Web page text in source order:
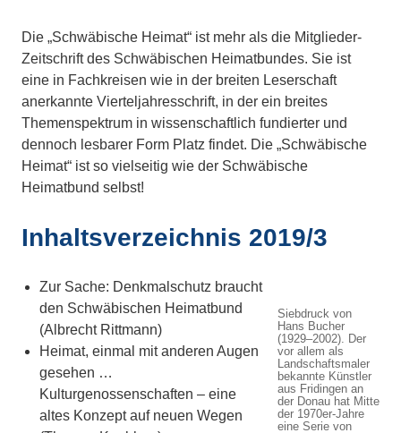
Die „Schwäbische Heimat“ ist mehr als die Mitglieder-
Zeitschrift des Schwäbischen Heimatbundes. Sie ist
eine in Fachkreisen wie in der breiten Leserschaft
anerkannte Vierteljahresschrift, in der ein breites
Themenspektrum in wissenschaftlich fundierter und
dennoch lesbarer Form Platz findet. Die „Schwäbische
Heimat“ ist so vielseitig wie der Schwäbische
Heimatbund selbst!
Inhaltsverzeichnis 2019/3
Siebdruck von
Hans Bucher
(1929–2002). Der
vor allem als
Landschaftsmaler
bekannte Künstler
aus Fridingen an
der Donau hat Mitte
der 1970er-Jahre
eine Serie von
Zur Sache: Denkmalschutz braucht
den Schwäbischen Heimatbund
(Albrecht Rittmann)
Heimat, einmal mit anderen Augen
gesehen …
Kulturgenossenschaften – eine
altes Konzept auf neuen Wegen